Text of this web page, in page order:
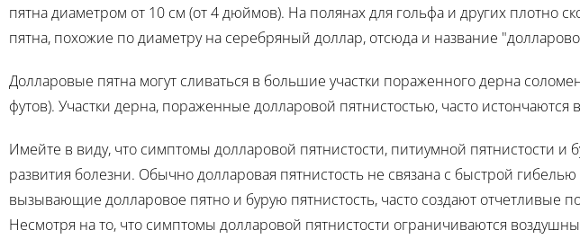
пятна диаметром от 10 см (от 4 дюймов). На полянах для гольфа и других плотно
пятна, похожие по диаметру на серебряный доллар, отсюда и название
Долларовые пятна могут сливаться в большие участки пораженного дерна
футов). Участки дерна, пораженные долларовой пятнистостью, часто истончаются
Имейте в виду, что симптомы долларовой пятнистости, питиумной пятнистости
развития болезни. Обычно долларовая пятнистость не связана с быстрой
вызывающие долларовое пятно и бурую пятнистость, часто создают отчетливые
Несмотря на то, что симптомы долларовой пятнистости ограничиваются